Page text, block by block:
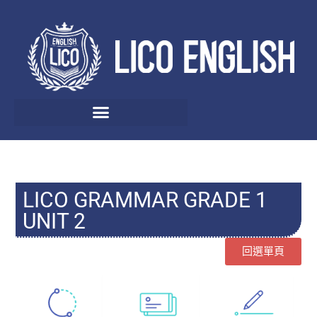
LICO GRAMMAR GRADE 1
UNIT 2
回選單頁